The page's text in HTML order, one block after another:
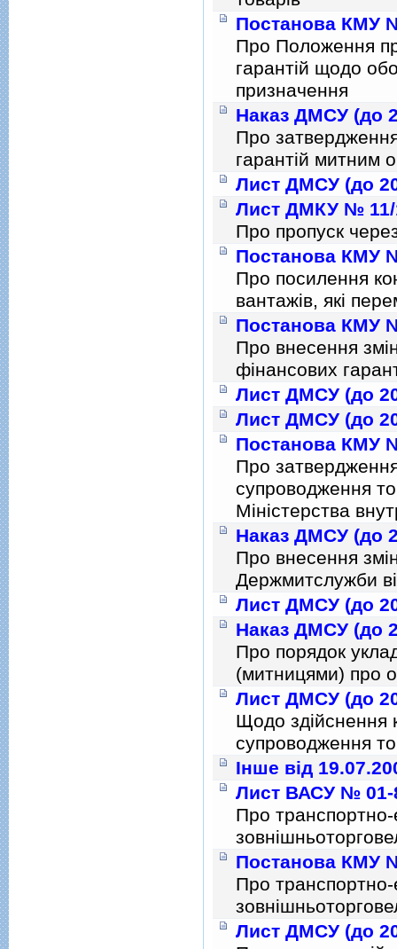
Постанова КМУ
Про Положення
гарантiй щодо
призначення
Наказ ДМСУ (до
Про
гарантiй митним
Лист ДМСУ (до
Лист ДМКУ № 11/
Про пропуск
Постанова КМУ
Про посилення
вантажiв, якi
Постанова КМУ
Про внесення
фiнансових
Лист ДМСУ (до
Лист ДМСУ (до
Постанова КМУ
Про
супроводження
Мiнiстерства
Наказ ДМСУ (до
Про внесення
Держмитслужби
Лист ДМСУ (до
Наказ ДМСУ (до
Про порядок
(митницями) про
Лист ДМСУ (до
Щодо здiйснення
супроводження
Інше від
Лист ВАСУ № 01-
Про
Постанова КМУ
Про
Лист ДМСУ (до